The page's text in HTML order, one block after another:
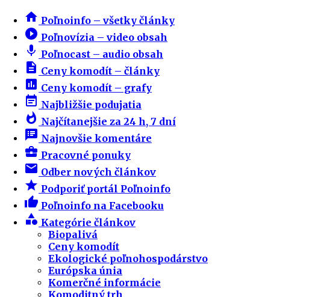
home Poľnoinfo – všetky články
play_circle_filled Poľnovízia – video obsah
mic Poľnocast – audio obsah
description Ceny komodít – články
insert_chart Ceny komodít – grafy
event_note Najbližšie podujatia
whatshot Najčítanejšie za 24 h, 7 dní
speaker_notes Najnovšie komentáre
business_center Pracovné ponuky
email Odber nových článkov
star Podporiť portál Poľnoinfo
thumb_up Poľnoinfo na Facebooku
category Kategórie článkov
Biopalivá
Ceny komodít
Ekologické poľnohospodárstvo
Európska únia
Komerčné informácie
Komoditný trh